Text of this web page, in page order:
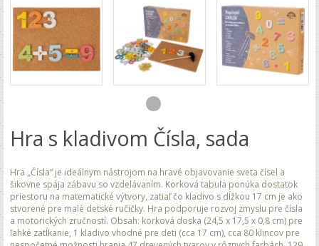
Hra s kladivom Čísla, sada
Hra „Čísla“ je ideálnym nástrojom na hravé objavovanie sveta čísel a
šikovne spája zábavu so vzdelávaním. Korková tabuľa ponúka dostatok
priestoru na matematické výtvory, zatiaľ čo kladivo s dĺžkou 17 cm je ako
stvorené pre malé detské ručičky. Hra podporuje rozvoj zmyslu pre čísla
a motorických zručností. Obsah: korková doska (24,5 x 17,5 x 0,8 cm) pre
ľahké zatĺkanie, 1 kladivo vhodné pre deti (cca 17 cm), cca 80 klincov pre